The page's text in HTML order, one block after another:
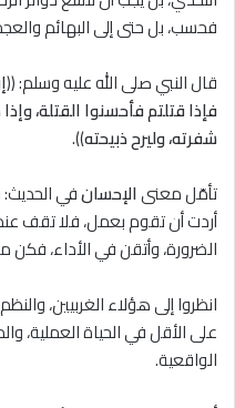
فحسب، بل حتى إلى البهائم
قال النبي صلى الله عليه وسلم: ((
فإذا قتلتم فأحسنوا القتلة،
شفرته، وليرح ذبيحته)).
تأمّل معنىالإحسانفي الحديث:
أردت أن تقوم بعمل، فلا تقف
الضرورة، وأتقن في الأداء،
انظروا إلى هؤلاء الغربيين،
على الأقل في الحياة العملية،
الواقعية.